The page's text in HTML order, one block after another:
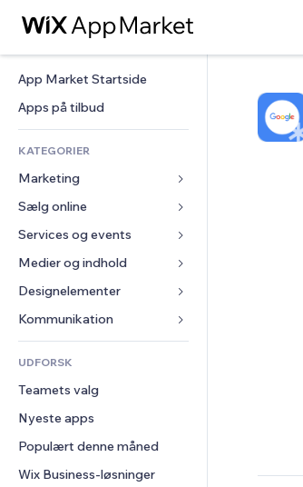
App Market Startside
Apps på tilbud
KATEGORIER
Marketing
Annoncer
Mobil
Statistikker
Hjemmesideregister
E-mail
Sælg online
Apps til Webshops
Forsendelse og levering
Sælg-knapper
Bogføring
Kuponer og loyalitet
Lagerløsninger
Services og events
Hoteller
Events
Restauranter
Ejendomshandel
Bookinger
Medier og indhold
Galleri
Musik
Podcasts
Fotografi
Video
PDF
Fildeling
Nyheder
Designelementer
Kort og Navigation
Privatliv & Sikkerhed
Ur
Sideskabeloner
Billedeffekter
Knapper og menuer
Bannere og badges
Formularer
Meningsmålinger
Chat
Kommentarer
Telefon
UDFORSK
Teamets valg
Nyeste apps
Populært denne måned
Wix Business-løsninger